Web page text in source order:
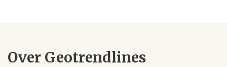
Over Geotrendlines